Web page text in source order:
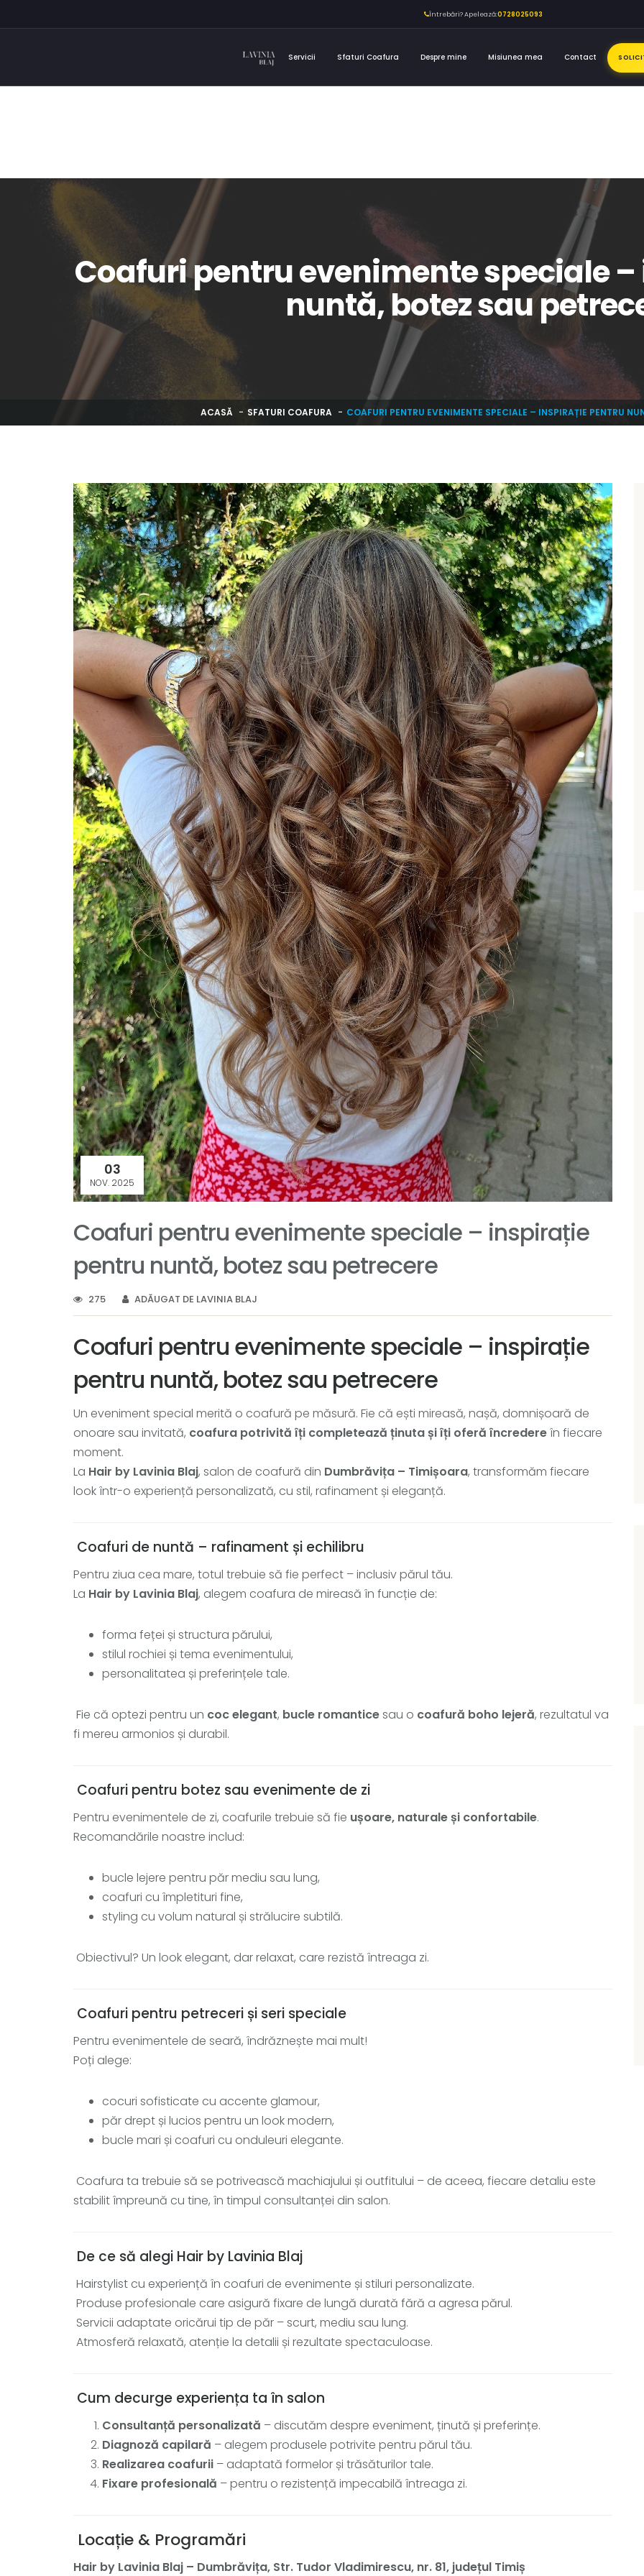
Întrebări? Apelează:0728025093
Servicii Sfaturi Coafura Despre mine Misiunea mea Contact
Coafuri pentru evenimente speciale
nuntă, botez sau
ACASĂ SFATURI COAFURA COAFURI PENTRU EVENIMENTE SPECIALE – INSPIRAȚIE PENTRU
03
NOV. 2025
Coafuri pentru evenimente speciale – inspirație
pentru nuntă, botez sau petrecere
275 ADĂUGAT DE LAVINIA BLAJ
Coafuri pentru evenimente speciale – inspirație
pentru nuntă, botez sau petrecere
Un eveniment special merită o coafură pe măsură. Fie că ești mireasă, nașă, domnișoară de
onoare sau invitată, coafura potrivită îți completează ținuta și îți oferă încredereîn fiecare
moment.
La Hair by Lavinia Blaj, salon de coafură din Dumbrăvița – Timișoara, transformăm fiecare
look într-o experiență personalizată, cu stil, rafinament și eleganță.
Coafuri de nuntă – rafinament și echilibru
Pentru ziua cea mare, totul trebuie să fie perfect – inclusiv părul tău.
La Hair by Lavinia Blaj, alegem coafura de mireasă în funcție de:
forma feței și structura părului,
stilul rochiei și tema evenimentului,
personalitatea și preferințele tale.
Fie că optezi pentru un coc elegant, bucle romanticesau o coafură boho lejeră, rezultatul va
fi mereu armonios și durabil.
Coafuri pentru botez sau evenimente de zi
Pentru evenimentele de zi, coafurile trebuie să fie ușoare, naturale și confortabile.
Recomandările noastre includ:
bucle lejere pentru păr mediu sau lung,
coafuri cu împletituri fine,
styling cu volum natural și strălucire subtilă.
Obiectivul? Un look elegant, dar relaxat, care rezistă întreaga zi.
Coafuri pentru petreceri și seri speciale
Pentru evenimentele de seară, îndrăznește mai mult!
Poți alege:
cocuri sofisticate cu accente glamour,
păr drept și lucios pentru un look modern,
bucle mari și coafuri cu onduleuri elegante.
Coafura ta trebuie să se potrivească machiajului și outfitului – de aceea, fiecare detaliu este
stabilit împreună cu tine, în timpul consultanței din salon.
De ce să alegi Hair by Lavinia Blaj
Hairstylist cu experiență în coafuri de evenimente și stiluri personalizate.
Produse profesionale care asigură fixare de lungă durată fără a agresa părul.
Servicii adaptate oricărui tip de păr – scurt, mediu sau lung.
Atmosferă relaxată, atenție la detalii și rezultate spectaculoase.
Cum decurge experiența ta în salon
Consultanță personalizată – discutăm despre eveniment, ținută și preferințe.
Diagnoză capilară – alegem produsele potrivite pentru părul tău.
Realizarea coafurii – adaptată formelor și trăsăturilor tale.
Fixare profesională – pentru o rezistență impecabilă întreaga zi.
Locație & Programări
Hair by Lavinia Blaj – Dumbrăvița, Str. Tudor Vladimirescu, nr. 81, județul Timiș